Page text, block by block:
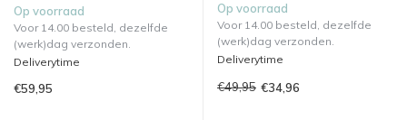
Op voorraad
Voor 14.00 besteld, dezelfde
(werk)dag verzonden.
Deliverytime
€59,95
Op voorraad
Voor 14.00 besteld, dezelfde
(werk)dag verzonden.
Deliverytime
€49,95 €34,96